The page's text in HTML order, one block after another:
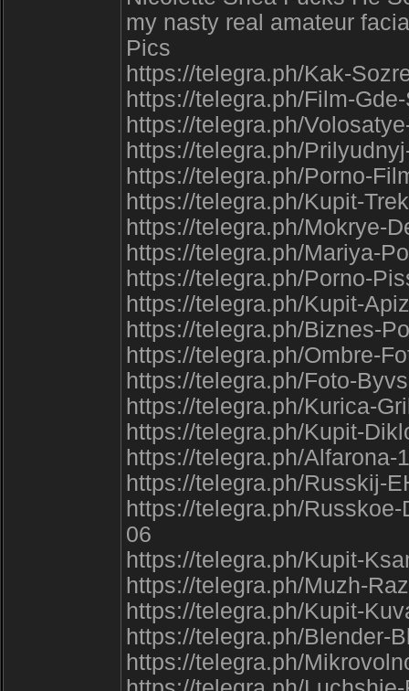
my nasty real amateur
Pics
https://telegra.ph/Kak-
https://telegra.ph/Film-
https://telegra.ph/
https://telegra.ph/
https://telegra.ph/Porno-
https://telegra.ph/Kupit-
https://telegra.ph/Mokrye-
https://telegra.ph/Mariya-
https://telegra.ph/Porno-
https://telegra.ph/Kupit-
https://telegra.ph/Biznes-
https://telegra.ph/Ombre-
https://telegra.ph/Foto-
https://telegra.ph/Kurica-
https://telegra.ph/Kupit-
https://telegra.ph/Alfarona-
https://telegra.ph/Russkij-
https://telegra.ph/
06
https://telegra.ph/Kupit-
https://telegra.ph/Muzh-
https://telegra.ph/Kupit-
https://telegra.ph/Blender-
https://telegra.ph/